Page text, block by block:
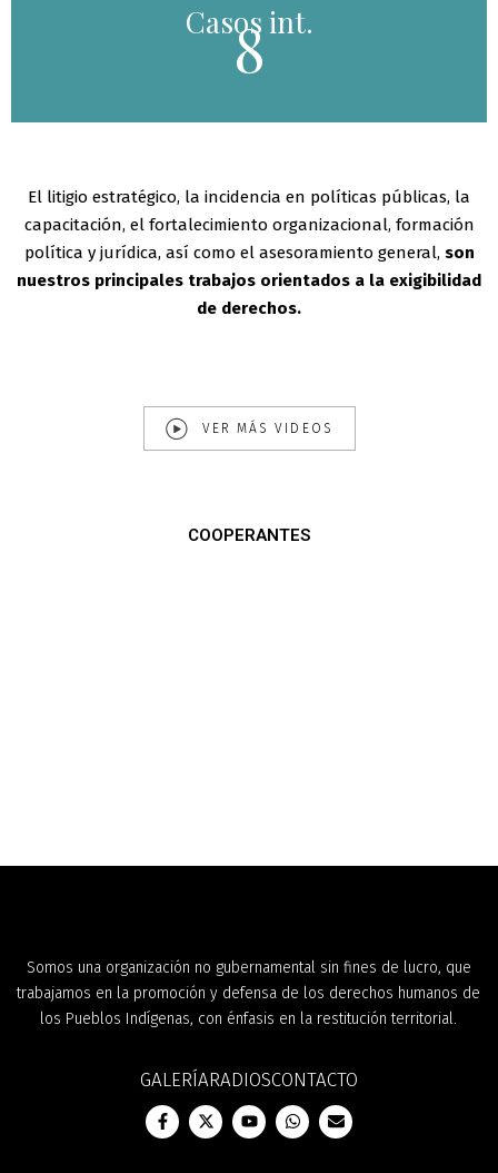
Casos int.
8
El litigio estratégico, la incidencia en políticas públicas, la
capacitación, el fortalecimiento organizacional, formación
política y jurídica, así como el asesoramiento general, son
nuestros principales trabajos orientados a la exigibilidad
de derechos.
VER MÁS VIDEOS
COOPERANTES
Somos una organización no gubernamental sin fines de lucro, que
trabajamos en la promoción y defensa de los derechos humanos de
los Pueblos Indígenas, con énfasis en la restitución territorial.
GALERÍARADIOSCONTACTO